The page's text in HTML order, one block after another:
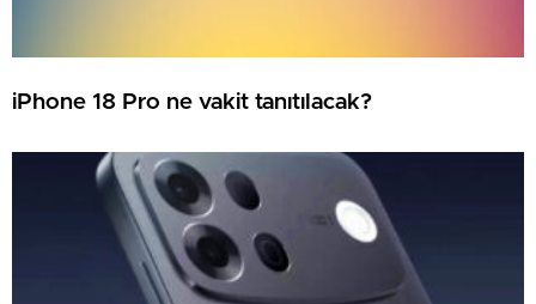
iPhone 18 Pro ne vakit tanıtılacak?